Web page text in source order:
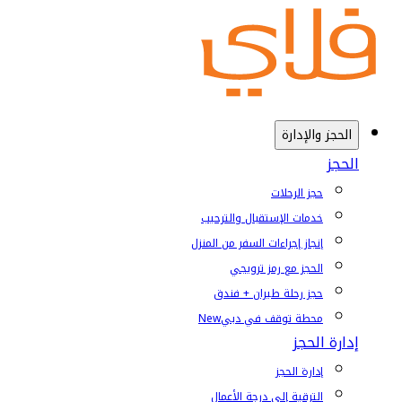
الحجز والإدارة
الحجز
حجز الرحلات
خدمات الإستقبال والترحيب
إنجاز إجراءات السفر من المنزل
الحجز مع رمز ترويجي
حجز رحلة طيران + فندق
محطة توقف في دبيNew
إدارة الحجز
إدارة الحجز
الترقية إلى درجة الأعمال